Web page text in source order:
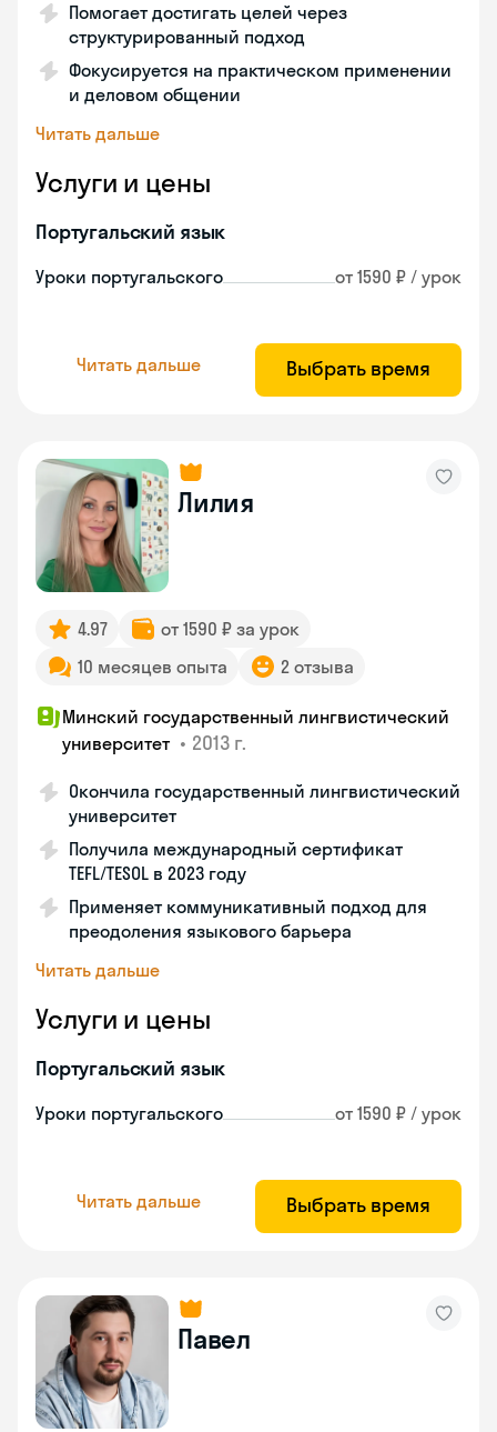
Помогает достигать целей через
структурированный подход
Фокусируется на практическом применении
и деловом общении
Читать дальше
Услуги и цены
Португальский язык
Уроки португальского от 1590 ₽ / урок
Читать дальше Выбрать время
Лилия
4.97
от 1590 ₽ за урок
10 месяцев опыта
2 отзыва
Минский государственный лингвистический
университет • 2013 г.
Окончила государственный лингвистический
университет
Получила международный сертификат
TEFL/TESOL в 2023 году
Применяет коммуникативный подход для
преодоления языкового барьера
Читать дальше
Услуги и цены
Португальский язык
Уроки португальского от 1590 ₽ / урок
Читать дальше Выбрать время
Павел